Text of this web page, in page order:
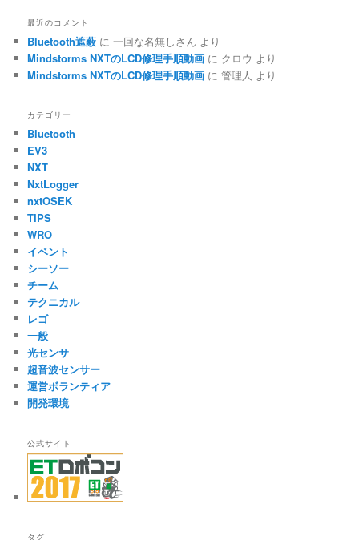
最近のコメント
Bluetooth遮蔽 に一回な名無しさん より
Mindstorms NXTのLCD修理手順動画 に クロウ より
Mindstorms NXTのLCD修理手順動画 に管理人 より
カテゴリー
Bluetooth
EV3
NXT
NxtLogger
nxtOSEK
TIPS
WRO
イベント
シーソー
チーム
テクニカル
レゴ
一般
光センサ
超音波センサー
運営ボランティア
開発環境
公式サイト
タグ